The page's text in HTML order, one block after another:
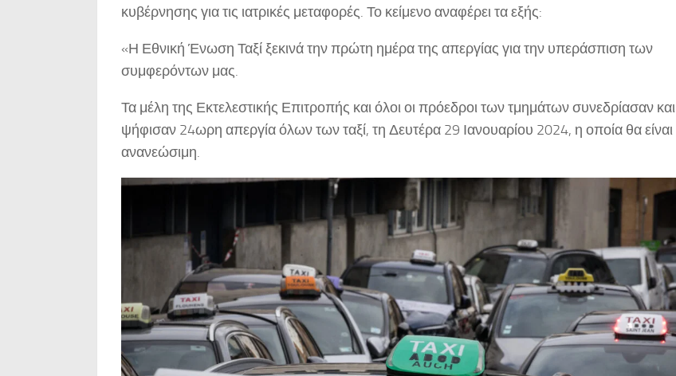
κυβέρνησης για τις ιατρικές μεταφορές. Το κείμενο αναφέρει τα εξής:
«Η Εθνική Ένωση Ταξί ξεκινά την πρώτη ημέρα της απεργίας για την υπεράσπιση των
συμφερόντων μας.
Τα μέλη της Εκτελεστικής Επιτροπής και όλοι οι πρόεδροι των τμημάτων συνεδρίασαν και
ψήφισαν 24ωρη απεργία όλων των ταξί, τη Δευτέρα 29 Ιανουαρίου 2024, η οποία θα είναι
ανανεώσιμη.